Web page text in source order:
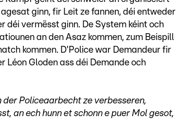
ginn, fir Leit ze fannen, déi entweder
déi vermësst ginn. De System kéint och
an den Asaz kommen, zum Beispill
kommen. D'Police war Demandeur fir
Léon Gloden ass déi Demande och
Policeaarbecht ze verbesseren,
an ech hunn et schonn e puer Mol gesot,